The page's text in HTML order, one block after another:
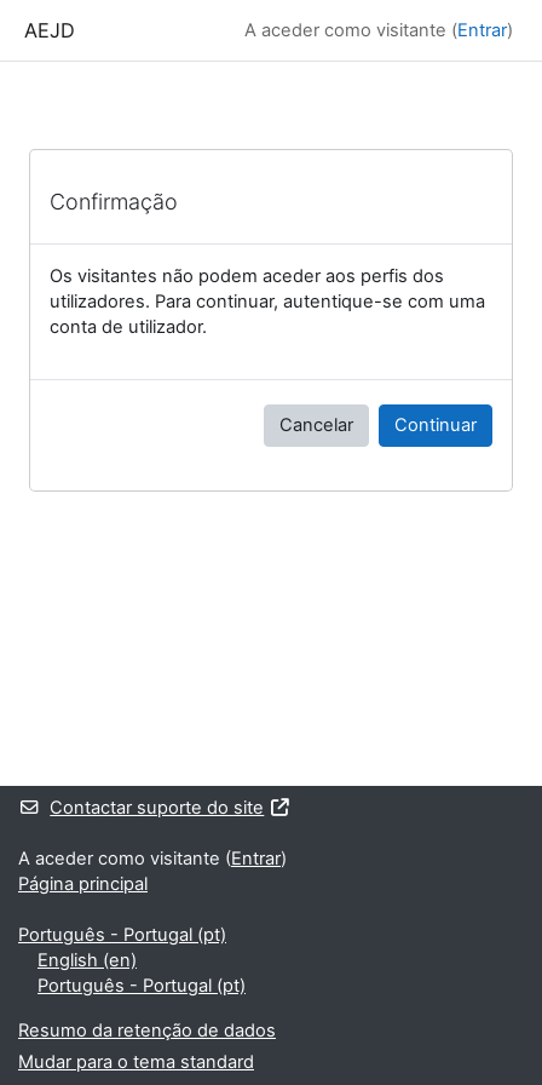
AEJD A aceder como visitante (Entrar)
Confirmação
Os visitantes não podem aceder aos perfis dos
utilizadores. Para continuar, autentique-se com uma
conta de utilizador.
Cancelar Continuar
Contactar suporte do site
A aceder como visitante (Entrar)
Página principal
Português - Portugal ‎(pt)‎
English ‎(en)‎
Português - Portugal ‎(pt)‎
Resumo da retenção de dados
Mudar para o tema standard